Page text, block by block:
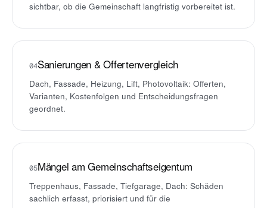
sichtbar, ob die Gemeinschaft langfristig vorbereitet ist.
04Sanierungen & Offertenvergleich
Dach, Fassade, Heizung, Lift, Photovoltaik: Offerten,
Varianten, Kostenfolgen und Entscheidungsfragen
geordnet.
05Mängel am Gemeinschaftseigentum
Treppenhaus, Fassade, Tiefgarage, Dach: Schäden
sachlich erfasst, priorisiert und für die